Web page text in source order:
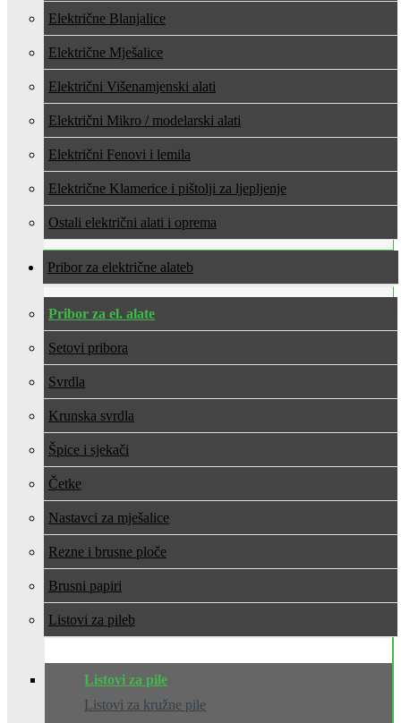
Električne Blanjalice
Električne Mješalice
Električni Višenamjenski alati
Električni Mikro / modelarski alati
Električni Fenovi i lemila
Električne Klamerice i pištolji za ljepljenje
Ostali električni alati i oprema
Pribor za električne alate
Pribor za el. alate
Setovi pribora
Svrdla
Krunska svrdla
Špice i sjekači
Četke
Nastavci za mješalice
Rezne i brusne ploče
Brusni papiri
Listovi za pile
Listovi za pile
Listovi za kružne pile